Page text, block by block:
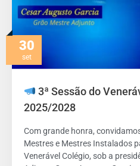
30
set
3ª Sessão do
2025/2028
Com grande honra,
Mestres e Mestres Instalados
Venerável Colégio, sob a